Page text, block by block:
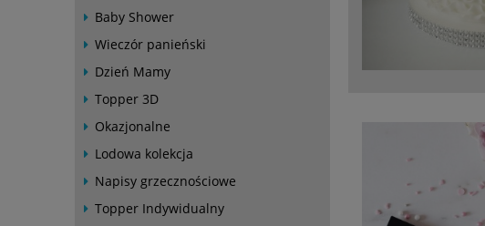
Baby Shower
Wieczór panieński
Dzień Mamy
Topper 3D
Okazjonalne
Lodowa kolekcja
Napisy grzecznościowe
Topper Indywidualny